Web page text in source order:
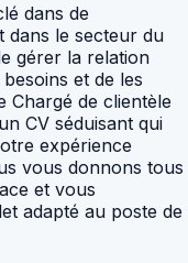
dans de
dans le secteur du
gérer la relation
et de les
Chargé de clientèle
CV séduisant qui
expérience
vous donnons tous
et vous
adapté au poste de